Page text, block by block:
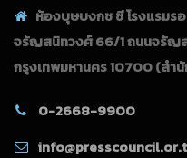
ห้องบุษบงกช ซี โรงแรมร
จรัญสนิทวงศ์ 66/1 ถนนจรัญ
กรุงเทพมหานคร 10700(สำ
0-2668-9900